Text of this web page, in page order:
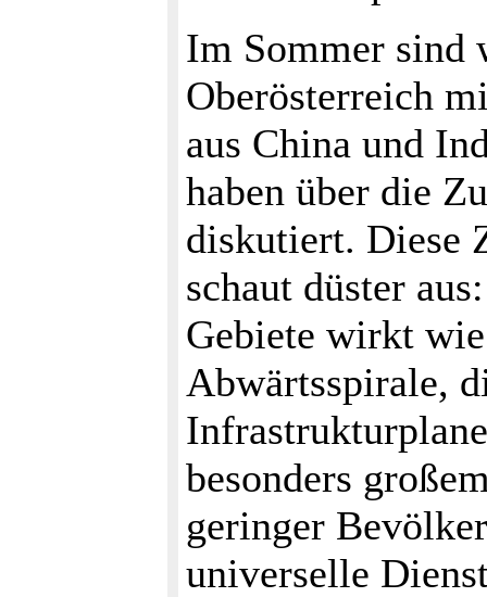
Im Sommer
Oberösterreich
aus China und
haben über die
diskutiert. Diese
schaut düster
Gebiete wirkt
Abwärtsspirale,
besonders
geringer
universelle